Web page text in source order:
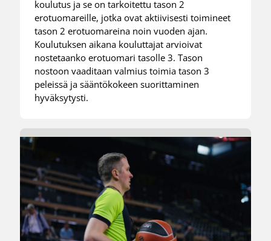
koulutus ja se on tarkoitettu tason 2
erotuomareille, jotka ovat aktiivisesti toimineet
tason 2 erotuomareina noin vuoden ajan.
Koulutuksen aikana kouluttajat arvioivat
nostetaanko erotuomari tasolle 3. Tason
nostoon vaaditaan valmius toimia tason 3
peleissä ja sääntökokeen suorittaminen
hyväksytysti.